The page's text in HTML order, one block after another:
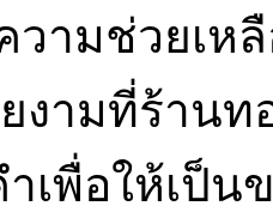
วามช่วยเ
งามที่ร้านท
เพื่อให้เป็